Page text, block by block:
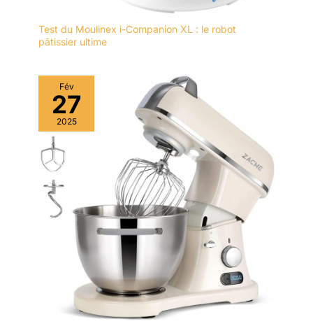
Test du Moulinex i-Companion XL : le robot
pâtissier ultime
Fév
27
2025